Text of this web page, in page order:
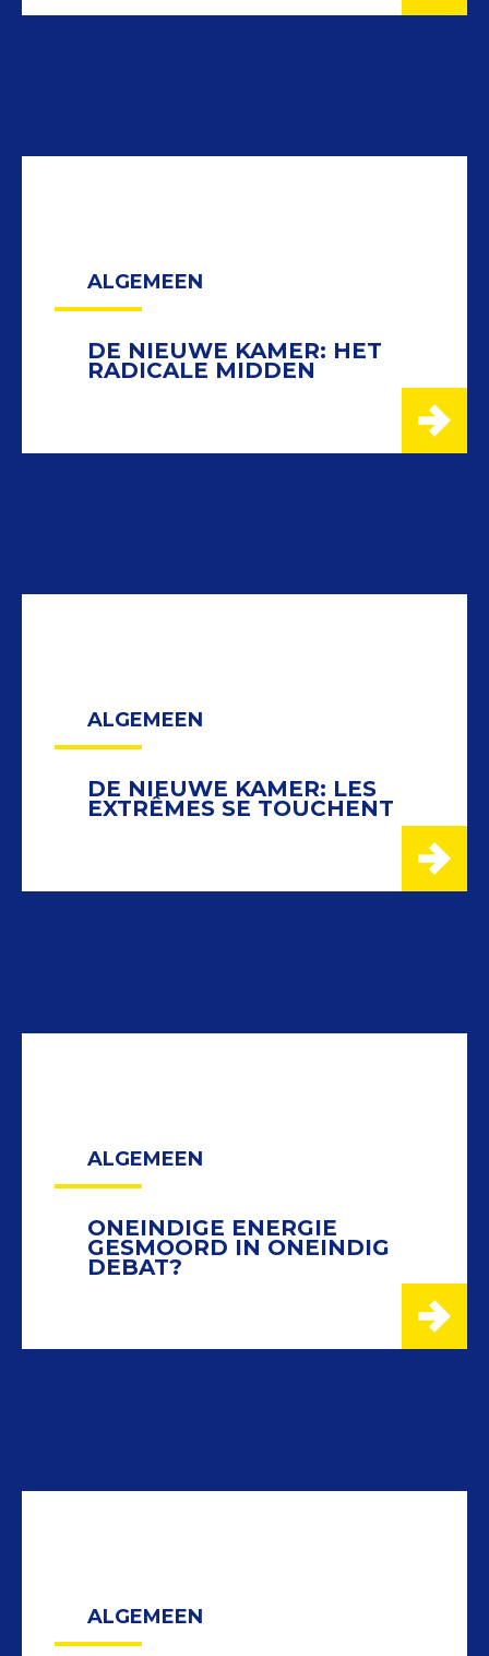
ALGEMEEN
DE NIEUWE KAMER: HET
RADICALE MIDDEN
ALGEMEEN
DE NIEUWE KAMER: LES
EXTRÊMES SE TOUCHENT
ALGEMEEN
ONEINDIGE ENERGIE
GESMOORD IN ONEINDIG
DEBAT?
ALGEMEEN